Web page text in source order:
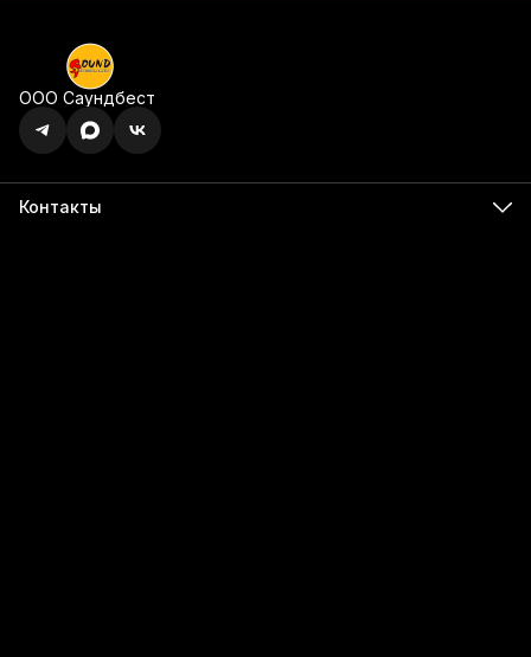
ООО Саундбест
Контакты